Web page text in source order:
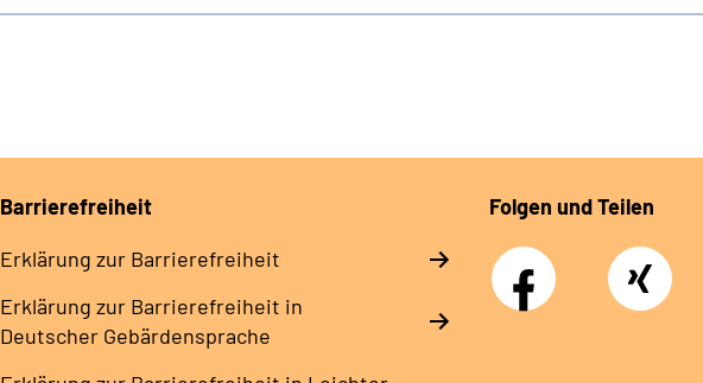
Barrierefreiheit
Erklärung zur Barrierefreiheit
Erklärung zur Barrierefreiheit in
Deutscher Gebärdensprache
Folgen und Teilen
Facebook Xing